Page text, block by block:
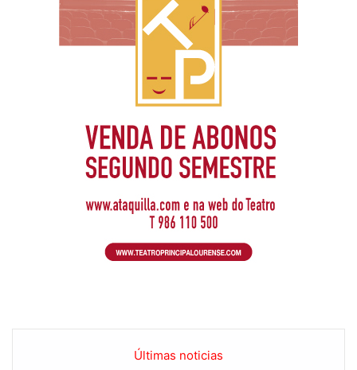
Últimas noticias